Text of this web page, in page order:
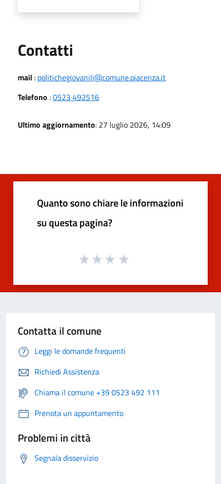
Contatti
mail : politichegiovanili@comune.piacenza.it
Telefono :0523 492516
Ultimo aggiornamento: 27 luglio 2026, 14:09
Quanto sono chiare le informazioni
su questa pagina?
Contatta il comune
Leggi le domande frequenti
Richiedi Assistenza
Chiama il comune +39 0523 492 111
Prenota un appuntamento
Problemi in città
Segnala disservizio